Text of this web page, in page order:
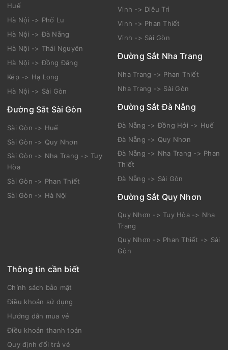
Huế
Hà Nội -> Phố Lu
Hà Nội -> Đà Nẵng
Hà Nội -> Thái Nguyên
Hà Nội -> Đồng Đăng
Kép -> Hạ Long
Hà Nội -> Sài Gòn
Đường Sắt Sài Gòn
Sài Gòn -> Huế
Sài Gòn -> Quy Nhơn
Sài Gòn -> Nha Trang -> Tuy
Hòa
Sài Gòn -> Phan Thiết
Sài Gòn -> Hà Nội
Vinh -> Diêu Trì
Vinh -> Phan Thiết
Vinh -> Sài Gòn
Đường Sắt Nha Trang
Nha Trang -> Phan Thiết
Nha Trang -> Sài Gòn
Đường Sắt Đà Nẵng
Đà Nẵng -> Đồng Hới -> Huế
Đà Nẵng -> Quy Nhơn
Đà Nẵng -> Nha Trang -> Phan
Thiết
Đà Nẵng -> Sài Gòn
Đường Sắt Quy Nhơn
Quy Nhơn -> Tuy Hòa -> Nha
Trang
Quy Nhơn -> Phan Thiết -> Sài
Gòn
Thông tin cần biết
Chính sách bảo mật
Điều khoản sử dụng
Hướng dẫn mua vé
Điều khoản thanh toán
Quy định đổi trả vé